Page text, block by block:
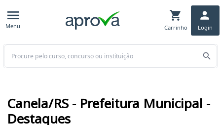
Menu Carrinho Login
Buscar
Canela/RS - Prefeitura Municipal -
Destaques